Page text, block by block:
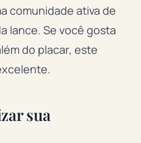
comunidade ativa de
lance. Se você gosta
do placar, este
sua